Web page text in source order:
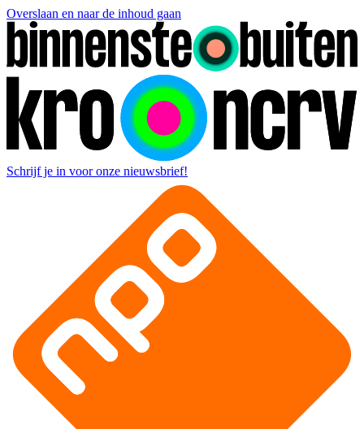
Overslaan en naar de inhoud gaan
Schrijf je in voor onze nieuwsbrief!